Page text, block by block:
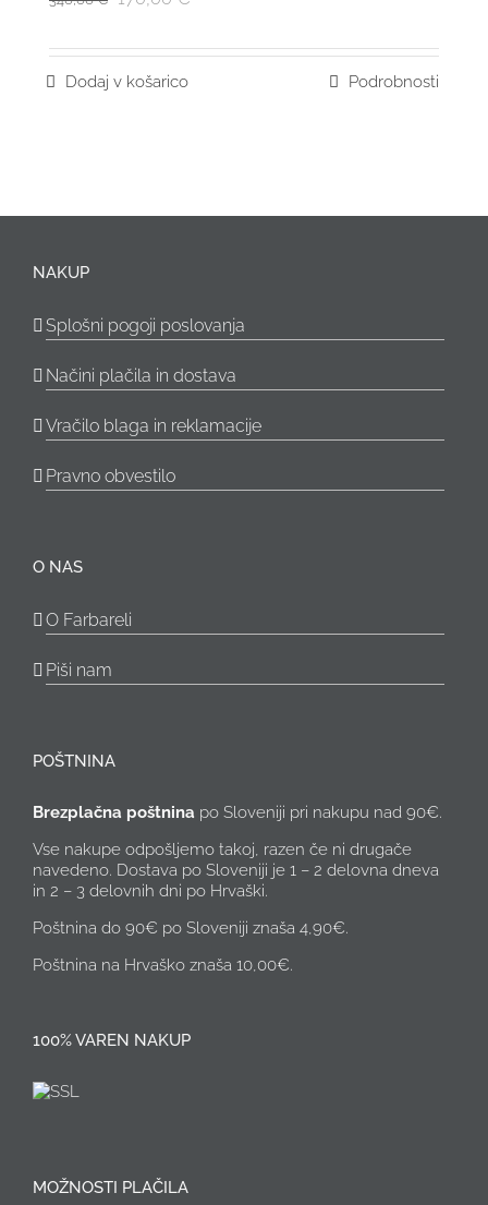
Dodaj v košarico Podrobnosti
NAKUP
Splošni pogoji poslovanja
Načini plačila in dostava
Vračilo blaga in reklamacije
Pravno obvestilo
O NAS
O Farbareli
Piši nam
POŠTNINA
Brezplačna poštnina po Sloveniji pri nakupu nad 90€.
Vse nakupe odpošljemo takoj, razen če ni drugače
navedeno. Dostava po Sloveniji je 1 – 2 delovna dneva
in 2 – 3 delovnih dni po Hrvaški.
Poštnina do 90€ po Sloveniji znaša 4,90€.
Poštnina na Hrvaško znaša 10,00€.
100% VAREN NAKUP
MOŽNOSTI PLAČILA